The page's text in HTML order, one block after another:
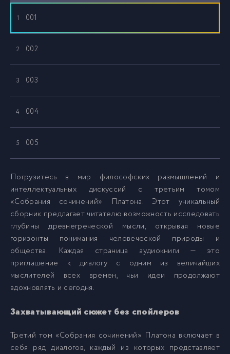
1 001
2 002
3 003
4 004
5 005
6 006
7 007
8 008
9 009
011
Погрузитесь в мир философских размышлений и
интеллектуальных дискуссий с третьим томом
«Собрания сочинений» Платона. Этот уникальный
сборник предлагает читателю возможность исследовать
глубины древнегреческой мысли, открывая новые
горизонты понимания человеческой природы и
общества. Каждая страница аудиокниги — это
приглашение к диалогу с одним из величайших
мыслителей всех времен, чьи идеи продолжают
вдохновлять и сегодня.
Захватывающий сюжет без спойлеров
Третий том «Собрания сочинений» Платона включает в
себя ряд диалогов, каждый из которых представляет